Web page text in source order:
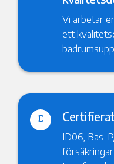
Vi arbetar
ett

ID06, Bas-